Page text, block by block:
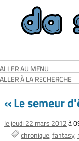
ALLER AU MENU
ALLER À LA RECHERCHE
« Le semeur
le jeudi 22 mars 2012à
chronique fantasy